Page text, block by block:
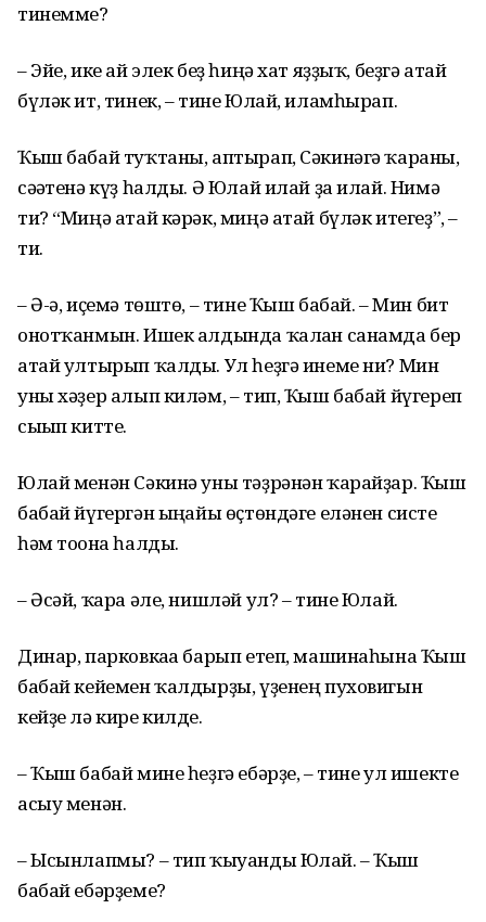
тинемме?
– Эйе, ике ай элек беҙ һиңә хат яҙҙыҡ, беҙгә атай
бүләк ит, тинек, – тине Юлай, иламһырап.
Ҡыш бабай туҡтаны, аптырап, Сәкинәгә ҡараны,
сәғәтенә күҙ һалды. Ә Юлай илай ҙа илай. Нимә
ти? “Миңә атай кәрәк, миңә атай бүләк итегеҙ”, –
ти.
– Ә-ә, иҫемә төштө, – тине Ҡыш бабай. – Мин бит
онотҡанмын. Ишек алдында ҡалған санамда бер
атай ултырып ҡалды. Ул һеҙгә инеме ни? Мин
уны хәҙер алып киләм, – тип, Ҡыш бабай йүгереп
сығып китте.
Юлай менән Сәкинә уны тәҙрәнән ҡарайҙар. Ҡыш
бабай йүгергән ыңғайы өҫтөндәге еләнен систе
һәм тоғона һалды.
– Әсәй, ҡара әле, нишләй ул? – тине Юлай.
Динар, парковкаға барып етеп, машинаһына Ҡыш
бабай кейемен ҡалдырҙы, үҙенең пуховигын
кейҙе лә кире килде.
– Ҡыш бабай мине һеҙгә ебәрҙе, – тине ул ишекте
асыу менән.
– Ысынлапмы? – тип ҡыуанды Юлай. – Ҡыш
бабай ебәрҙеме?